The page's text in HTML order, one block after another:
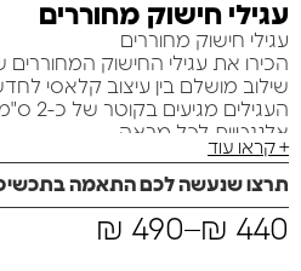
עגילי חישוק מחוררים
עגילי חישוק מחוררים
הכירו את עגילי החישוק המחוררים
שילוב מושלם בין עיצוב קלאסי
אלגנטיות לכל מראה.
*מאפיינים בולטים:*
– *עיצוב ייחודי*: חורים בגדלים שונים
שתוכלו לענוד אותם לכל אורך היום
+ קראו עוד
תרצו שנעשה לכם התאמה
₪ 440
–
₪ 490